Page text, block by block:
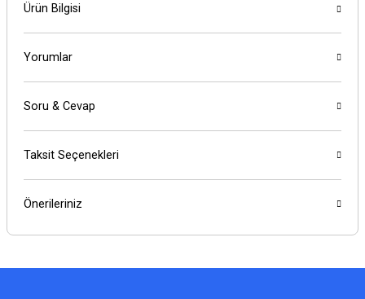
Ürün Bilgisi
Yorumlar
Soru & Cevap
Taksit Seçenekleri
Önerileriniz